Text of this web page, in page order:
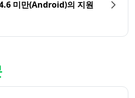
미만(Android)의 지원